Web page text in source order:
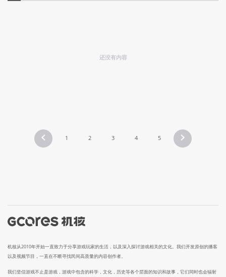
还没有内容
1 2 3 4 5
机核从2010年开始一直致力于分享游戏玩家的生活，以及深入探讨游戏相关的文化。我们开发原创的播客
以及视频节目，一直在不断寻找民间高质量的内容创作者。
我们坚信游戏不止是游戏，游戏中包含的科学，文化，历史等各个层面的知识和故事，它们同时也会辐射